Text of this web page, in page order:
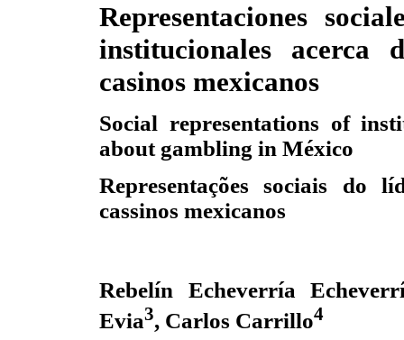
Representaciones
institucionales acerca
casinos mexicanos
Social representations of
about gambling in México
Representações sociais do
cassinos mexicanos
Rebelín Echeverría
Evia3, Carlos Carrillo4